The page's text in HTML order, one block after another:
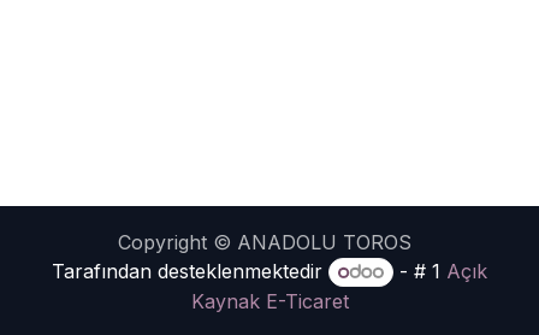
Copyright © ANADOLU TOROS
Tarafından desteklenmektedir
- # 1 Açık
Kaynak E-Ticaret